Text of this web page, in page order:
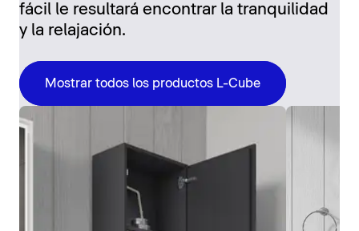
fácil le resultará encontrar la tranquilidad
y la relajación.
Mostrar todos los productos L-Cube